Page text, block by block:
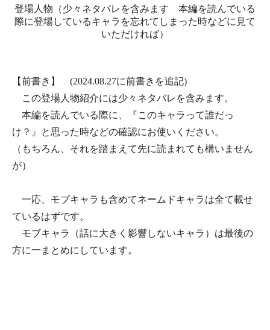
登場人物（少々ネタバレを含みます 本編を読んでいる
際に登場しているキャラを忘れてしまった時などに見て
いただければ）
【前書き】 (2024.08.27に前書きを追記)
この登場人物紹介には少々ネタバレを含みます。
本編を読んでいる際に、『このキャラって誰だっ
け？』と思った時などの確認にお使いください。
（もちろん、それを踏まえて先に読まれても構いません
が）
一応、モブキャラも含めてネームドキャラは全て載せ
ているはずです。
モブキャラ（話に大きく影響しないキャラ）は最後の
方に一まとめにしています。